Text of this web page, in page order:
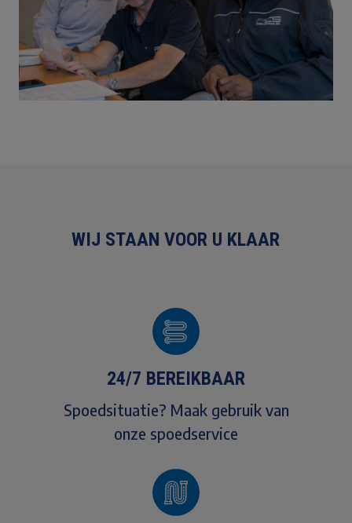
WIJ STAAN VOOR U KLAAR
24/7 BEREIKBAAR
Spoedsituatie? Maak gebruik van
onze spoedservice